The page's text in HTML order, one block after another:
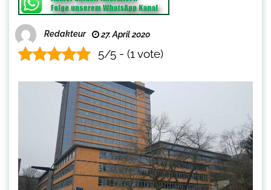
Redakteur 27. April 2020
5/5 - (1 vote)